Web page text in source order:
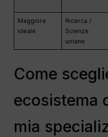
Maggiore
ideale
Ricerca /
Scienze
umane
Come
ecosistema
mia